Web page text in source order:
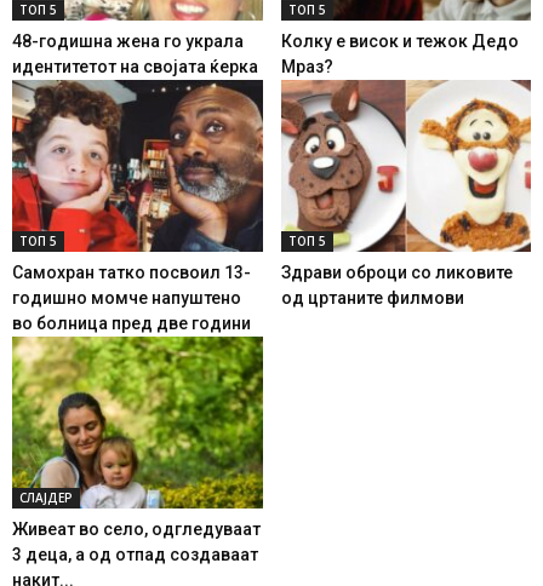
ТОП 5
48-годишна жена го украла
идентитетот на својата ќерка
ТОП 5
Колку е висок и тежок Дедо
Мраз?
ТОП 5
Самохран татко посвоил 13-
годишно момче напуштено
во болница пред две години
ТОП 5
Здрави оброци со ликовите
од цртаните филмови
СЛАЈДЕР
Живеат во село, одгледуваат
3 деца, а од отпад создаваат
накит...